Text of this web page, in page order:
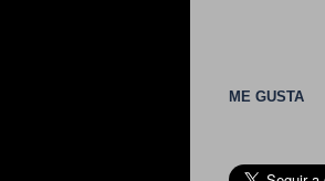
ME GUSTA